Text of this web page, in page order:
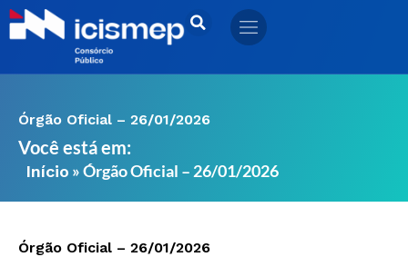
Ir
para
Órgão Oficial – 26/01/2026
Você está em:
Início »Órgão Oficial – 26/01/2026
Órgão Oficial – 26/01/2026